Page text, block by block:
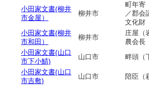
小田家文書(柳井
市金屋）
柳井市
町年寄
／郡会
文化財
小田家文書(柳井
市和田）
柳井市
庄屋（
農会長
小田家文書(山口
市下小鯖)
山口市
畔頭（
小田家文書(山口
市吉敷)
山口市
陪臣（